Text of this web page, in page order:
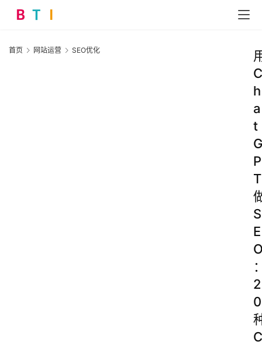
首页 网站运营 SEO优化
C
h
a
t
G
P
T
S
E
2
0
C